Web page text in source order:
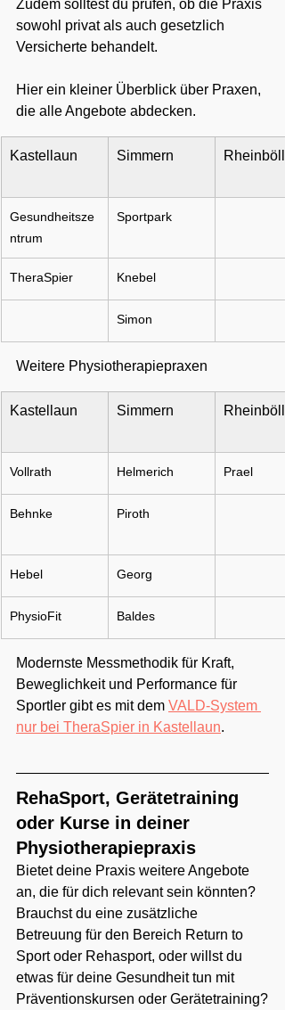
Zudem solltest du prüfen, ob die Praxis
sowohl privat als auch gesetzlich
Versicherte behandelt.
Hier ein kleiner Überblick über Praxen,
die alle Angebote abdecken.
Kastellaun Simmern
Gesundheitsze
ntrum
Sportpark
TheraSpier Knebel
Simon
Weitere Physiotherapiepraxen
Kastellaun Simmern
Vollrath Helmerich Prael
Behnke Piroth
Hebel Georg
PhysioFit Baldes
Modernste Messmethodik für Kraft,
Beweglichkeit und Performance für
Sportler gibt es mit dem VALD-System
nur bei TheraSpier in Kastellaun.
RehaSport, Gerätetraining
oder Kurse in deiner
Physiotherapiepraxis
Bietet deine Praxis weitere Angebote
an, die für dich relevant sein könnten?
Brauchst du eine zusätzliche
Betreuung für den Bereich Return to
Sport oder Rehasport, oder willst du
etwas für deine Gesundheit tun mit
Präventionskursen oder Gerätetraining?